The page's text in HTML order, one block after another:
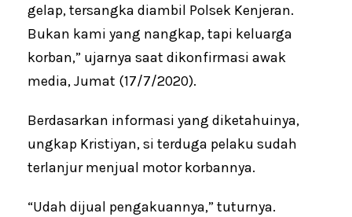
gelap, tersangka diambil Polsek Kenjeran.
Bukan kami yang nangkap, tapi keluarga
korban,” ujarnya saat dikonfirmasi awak
media, Jumat (17/7/2020).
Berdasarkan informasi yang diketahuinya,
ungkap Kristiyan, si terduga pelaku sudah
terlanjur menjual motor korbannya.
“Udah dijual pengakuannya,” tuturnya.